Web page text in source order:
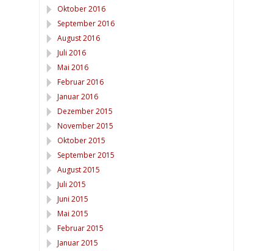
Oktober 2016
September 2016
August 2016
Juli 2016
Mai 2016
Februar 2016
Januar 2016
Dezember 2015
November 2015
Oktober 2015
September 2015
August 2015
Juli 2015
Juni 2015
Mai 2015
Februar 2015
Januar 2015